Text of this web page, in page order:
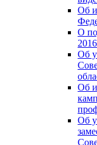
Об
О
Об
Об
Об